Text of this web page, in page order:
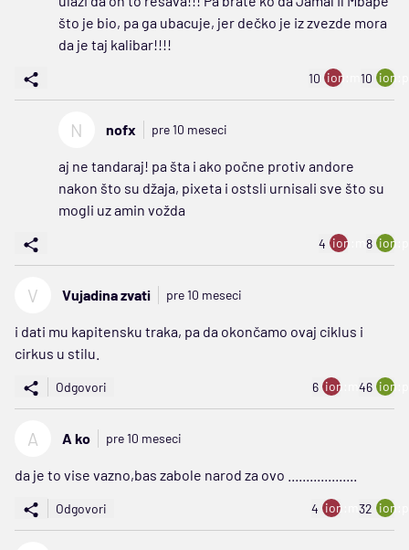
što je bio, pa ga ubacuje, jer dečko je iz zvezde mora
da je taj kalibar!!!!
10 ion:minus
10
N nofx pre 10 meseci
aj ne tandaraj! pa šta i ako počne protiv andore
nakon što su džaja, pixeta i ostsli urnisali sve što su
mogli uz amin vožda
4 ion:minus
8
V Vujadina zvati pre 10 meseci
i dati mu kapitensku traka, pa da okončamo ovaj ciklus i
cirkus u stilu.
Odgovori 6 ion:minus
46
A A ko pre 10 meseci
da je to vise vazno,bas zabole narod za ovo ...................
Odgovori 4 ion:minus
32